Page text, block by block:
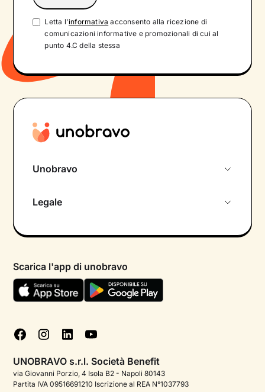
Letta l'informativa acconsento alla ricezione di
comunicazioni informative e promozionali di cui al
punto 4.C della stessa
Unobravo
Psicologo in chat
Aiuto urgente
FAQ
Podcast di psicologia
Legale
Termini e condizioni
Informativa Privacy
Cookie policy
Gestisci cookie
Scarica l'app di unobravo
UNOBRAVO s.r.l. Società Benefit
via Giovanni Porzio, 4 Isola B2 - Napoli 80143
Partita IVA 09516691210 Iscrizione al REA N°1037793